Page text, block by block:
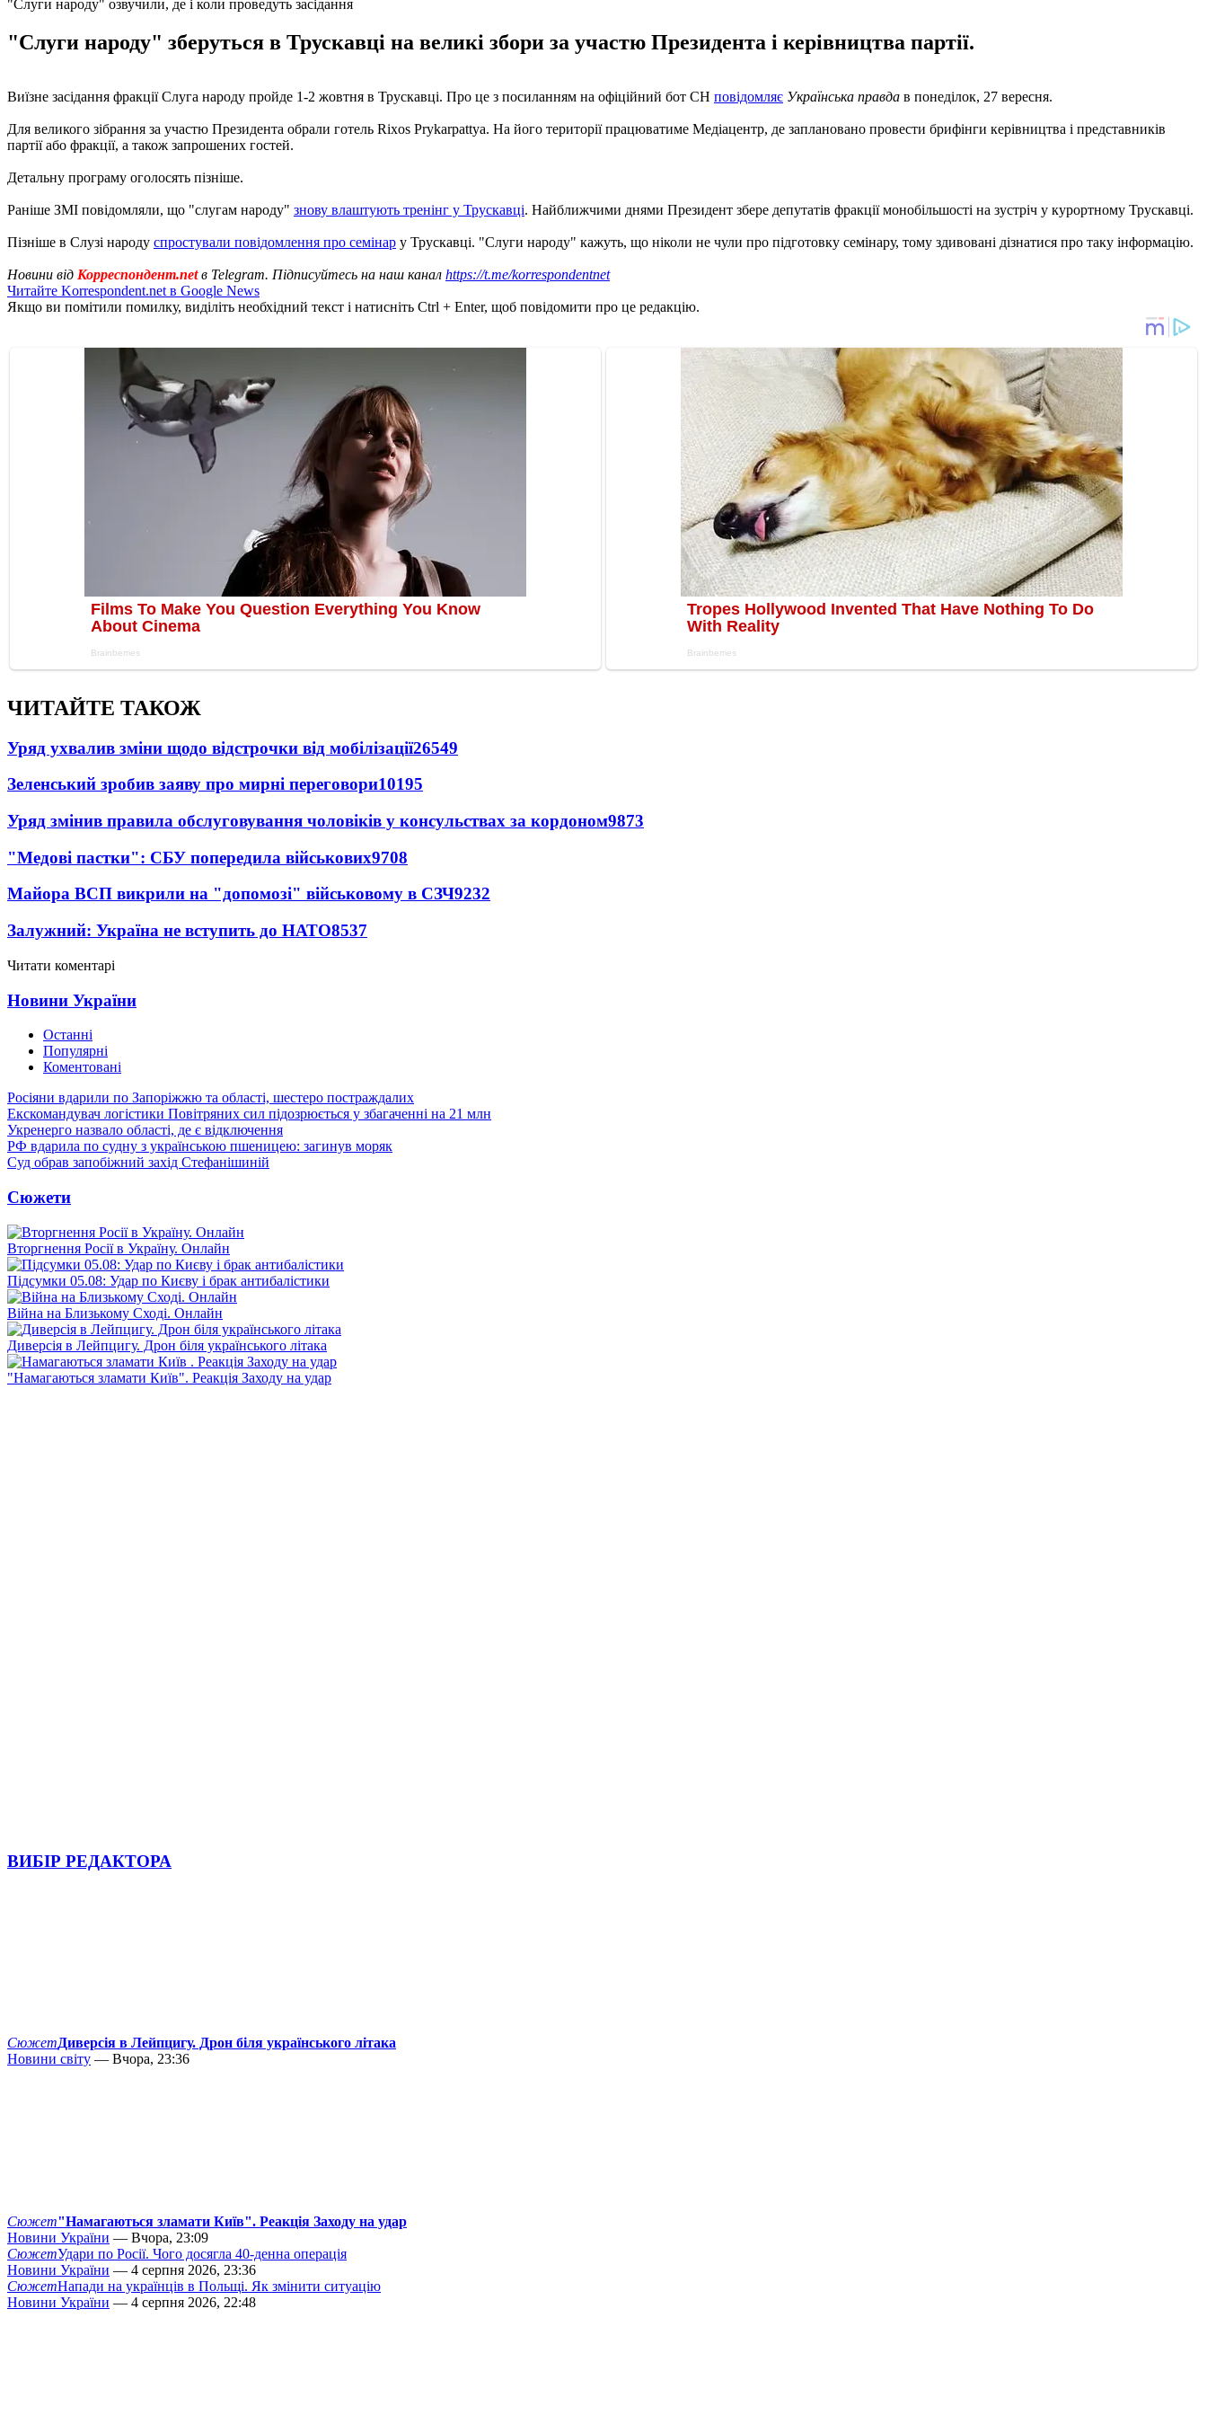
"Слуги народу" озвучили, де і коли проведуть засідання
"Слуги народу" зберуться в Трускавці на великі збори за участю Президента і керівництва партії.
Виїзне засідання фракції Слуга народу пройде 1-2 жовтня в Трускавці. Про це з посиланням на офіційний бот СН повідомляє Українська правда в понеділок, 27 вересня.
Для великого зібрання за участю Президента обрали готель Rixos Prykarpattya. На його території працюватиме Медіацентр, де заплановано провести брифінги керівництва і представників
партії або фракції, а також запрошених гостей.
Детальну програму оголосять пізніше.
Раніше ЗМІ повідомляли, що "слугам народу" знову влаштують тренінг у Трускавці. Найближчими днями Президент збере депутатів фракції монобільшості на зустріч у курортному Трускавці.
Пізніше в Слузі народу спростували повідомлення про семінар у Трускавці. "Слуги народу" кажуть, що ніколи не чули про підготовку семінару, тому здивовані дізнатися про таку інформацію.
Новини від Корреспондент.netв Telegram. Підписуйтесь на наш канал https://t.me/korrespondentnet
Читайте Korrespondent.net в Google News
Якщо ви помітили помилку, виділіть необхідний текст і натисніть Ctrl + Enter, щоб повідомити про це редакцію.
ЧИТАЙТЕ ТАКОЖ
Уряд ухвалив зміни щодо відстрочки від мобілізації26549
Зеленський зробив заяву про мирні переговори10195
Уряд змінив правила обслуговування чоловіків у консульствах за кордоном9873
"Медові пастки": СБУ попередила військових9708
Майора ВСП викрили на "допомозі" військовому в СЗЧ9232
Залужний: Україна не вступить до НАТО8537
Читати коментарі
Новини України
Останні
Популярні
Коментовані
Росіяни вдарили по Запоріжжю та області, шестеро постраждалих
Екскомандувач логістики Повітряних сил підозрюється у збагаченні на 21 млн
Укренерго назвало області, де є відключення
РФ вдарила по судну з українською пшеницею: загинув моряк
Суд обрав запобіжний захід Стефанішиній
Сюжети
Вторгнення Росії в Україну. Онлайн
Підсумки 05.08: Удар по Києву і брак антибалістики
Війна на Близькому Сході. Онлайн
Диверсія в Лейпцигу. Дрон біля українського літака
"Намагаються зламати Київ". Реакція Заходу на удар
ВИБІР РЕДАКТОРА
СюжетДиверсія в Лейпцигу. Дрон біля українського літака
Новини світу — Вчора, 23:36
Сюжет"Намагаються зламати Київ". Реакція Заходу на удар
Новини України — Вчора, 23:09
СюжетУдари по Росії. Чого досягла 40-денна операція
Новини України — 4 серпня 2026, 23:36
СюжетНапади на українців в Польщі. Як змінити ситуацію
Новини України — 4 серпня 2026, 22:48